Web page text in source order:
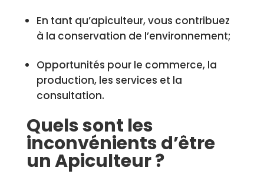
En tant qu’apiculteur, vous contribuez
à la conservation de l’environnement;
Opportunités pour le commerce, la
production, les services et la
consultation.
Quels sont les
inconvénients d’être
un Apiculteur ?